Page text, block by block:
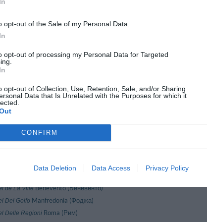
opt-out of the Sale of my Personal Data.
opt-out of processing my Personal Data for Targeted
opt-out of Collection, Use, Retention, Sale, and/or Sharing
Data that Is Unrelated with the Purposes for which it
CONFIRM
Data Deletion Data Access Privacy Policy
Avalon Sikani Resort
BelvederePallanza (Вeрбано-Кузио-Оссола)
Bogart
Boton D'orLa Thuile (Аоста)
Byron
CarusoMassa Lubrense (Неаполь)
Cavour
Chopin
Club 2 TorriMaiori (Салерно)
ContinentalCarmagnola (Турин)
Piano Di Sorrento (Неаполь)
de La VilleBenevento (Беневенто)
Del Golfo Manfredonia (Фоджа)
Delle Regioni Roma (Рим)